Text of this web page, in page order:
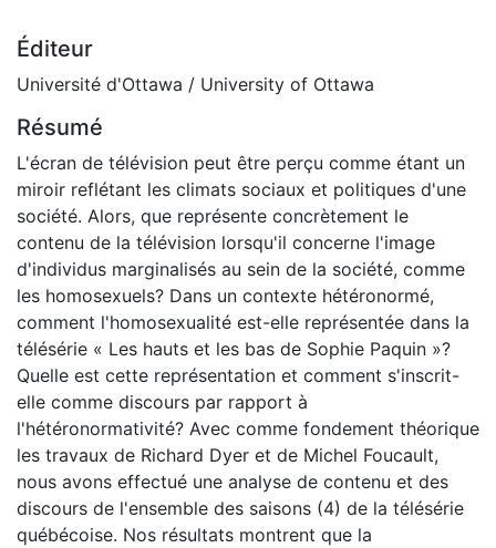
Éditeur
Université d'Ottawa / University of Ottawa
Résumé
L'écran de télévision peut être perçu comme étant un
miroir reflétant les climats sociaux et politiques d'une
société. Alors, que représente concrètement le
contenu de la télévision lorsqu'il concerne l'image
d'individus marginalisés au sein de la société, comme
les homosexuels? Dans un contexte hétéronormé,
comment l'homosexualité est-elle représentée dans la
télésérie « Les hauts et les bas de Sophie Paquin »?
Quelle est cette représentation et comment s'inscrit-
elle comme discours par rapport à
l'hétéronormativité? Avec comme fondement théorique
les travaux de Richard Dyer et de Michel Foucault,
nous avons effectué une analyse de contenu et des
discours de l'ensemble des saisons (4) de la télésérie
québécoise. Nos résultats montrent que la